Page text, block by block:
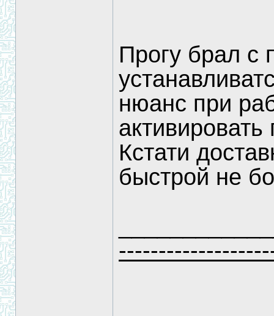
Прогу брал с
нюанс при
Кстати
быстрой не